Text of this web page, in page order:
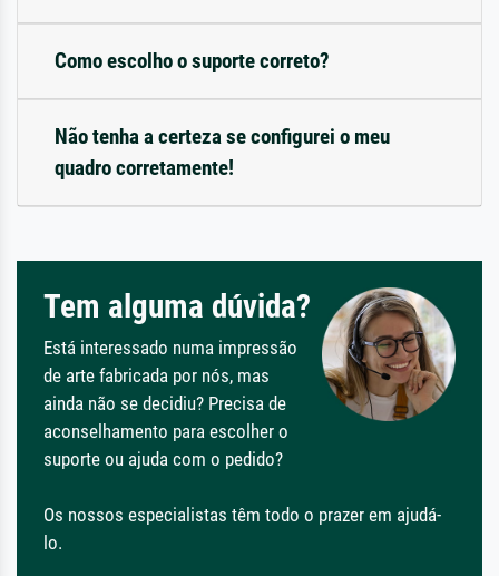
Como escolho o suporte correto?
Não tenha a certeza se configurei o meu
quadro corretamente!
Tem alguma dúvida?
Está interessado numa impressão
de arte fabricada por nós, mas
ainda não se decidiu? Precisa de
aconselhamento para escolher o
suporte ou ajuda com o pedido?
Os nossos especialistas têm todo o prazer em ajudá-
lo.